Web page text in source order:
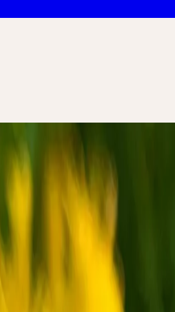
und Schlaf
🔒 ProfessionnelsDeutsch
für